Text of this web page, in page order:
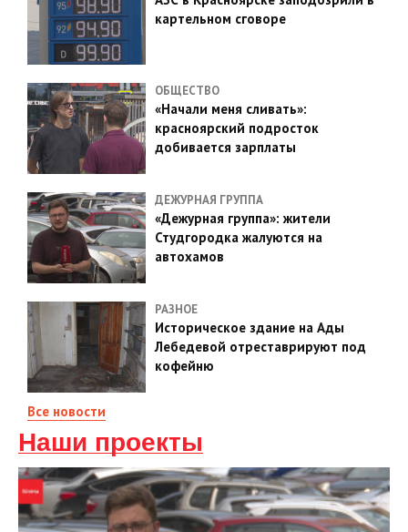
картельном сговоре
ОБЩЕСТВО
«Начали меня сливать»:
красноярский подросток
добивается зарплаты
ДЕЖУРНАЯ ГРУППА
«Дежурная группа»: жители
Студгородка жалуются на
автохамов
РАЗНОЕ
Историческое здание на Ады
Лебедевой отреставрируют под
кофейню
Все новости
Наши проекты